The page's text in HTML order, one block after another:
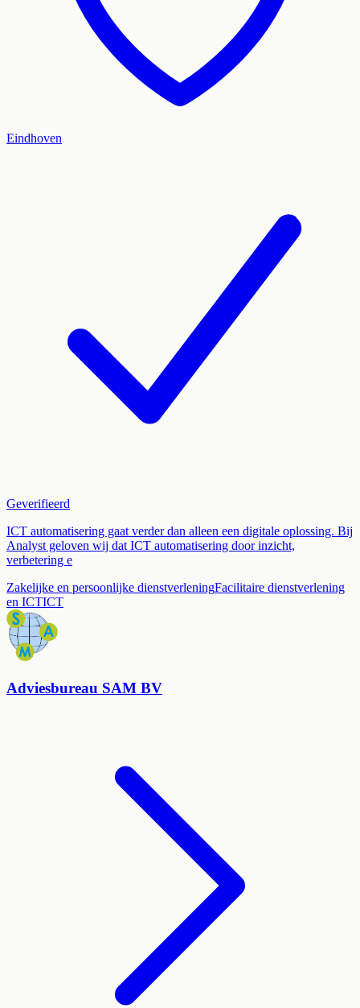
Eindhoven
Geverifieerd
ICT automatisering gaat verder dan alleen een digitale oplossing. Bij
Analyst geloven wij dat ICT automatisering door inzicht,
verbetering e
Zakelijke en persoonlijke dienstverleningFacilitaire dienstverlening
en ICTICT
Adviesbureau SAM BV